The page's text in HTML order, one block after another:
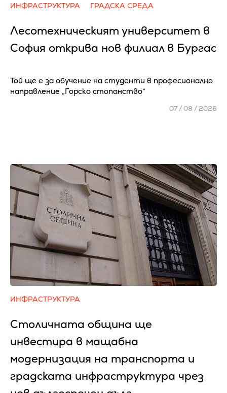
ИНФРАСТРУКТУРА ГРАДСКА СРЕДА
Лесотехническият университет в
София открива нов филиал в Бургас
Той ще е за обучение на студенти в професионално
направление „Горско стопанство“
07 / 08 / 2026
ИНФРАСТРУКТУРА
Столичната община ще
инвестира в мащабна
модернизация на транспорта и
градската инфраструктура чрез